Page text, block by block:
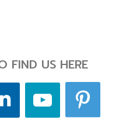
FIND US HERE